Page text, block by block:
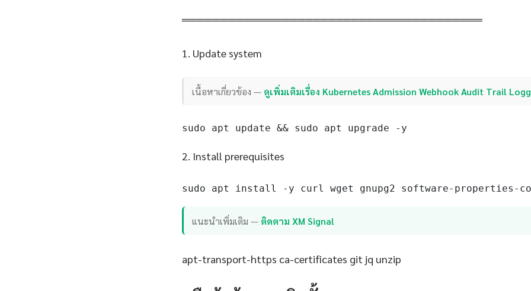
═══════════════════════════════════════
1. Update system
เนื้อหาเกี่ยวข้อง — ดูเพิ่มเติมเรื่อง Kubernetes Admission Webhook Audit Trail
sudo apt update && sudo apt upgrade -y
2. Install prerequisites
sudo apt install -y curl wget gnupg2 software-properties-
แนะนำเพิ่มเติม — ติดตาม XM Signal
apt-transport-https ca-certificates git jq unzip